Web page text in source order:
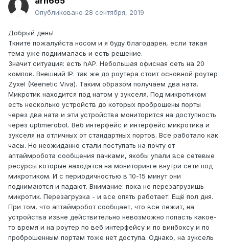
Опубликовано 28 сентября, 2019
Добрый день!
Ткните пожалуйста носом и я буду благодарен, если такая
тема уже поднималась и есть решение.
Значит ситуация: есть hAP. Небольшая офисная сеть на 20
компов. Внешний IP. так же до роутера стоит основной роутер
Zyxel (Keenetic Viva). Таким образом получаем два ната.
Микротик находится под натом у зукселя. Под микротиком
есть несколько устройств до которых проброшены порты
через два ната и эти устройства мониторится на доступность
через uptimerobot. Веб интерфейс и интерфейс микротика и
зукселя на отличных от стандартных портов. Все работало как
часы. Но неожиданно стали поступать на почту от
аптаймробота сообщения пачками, якобы упали все сетевые
ресурсы которые находятся на мониторинге внутри сети под
микротиком. И с периодичностью в 10-15 минут они
поднимаются и падают. Внимание: пока не перезагрузишь
микротик. Перезагрузка - и все опять работает. Ещё пол дня.
При том, что аптаймробот сообщает, что все лежит, на
устройства извне действительно невозможно попасть какое-
то время и на роутер по веб интерфейсу и по винбоксу и по
проброшенным портам тоже нет доступа. Однако, на зуксель